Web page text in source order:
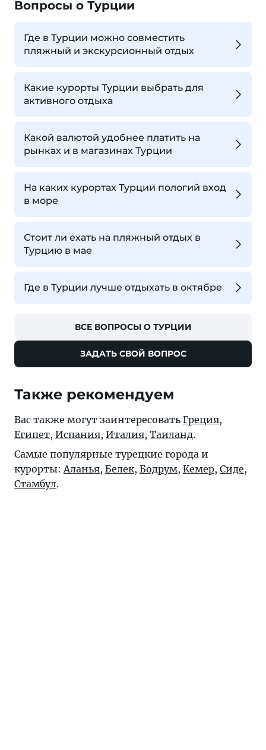
Вопросы о Турции
Где в Турции можно совместить
пляжный и экскурсионный отдых
Какие курорты Турции выбрать для
активного отдыха
Какой валютой удобнее платить на
рынках и в магазинах Турции
На каких курортах Турции пологий вход
в море
Стоит ли ехать на пляжный отдых в
Турцию в мае
Где в Турции лучше отдыхать в октябре
ВСЕ ВОПРОСЫ О ТУРЦИИ
ЗАДАТЬ СВОЙ ВОПРОС
Также рекомендуем
Вас также могут заинтересовать Греция,
Египет, Испания, Италия, Таиланд.
Самые популярные турецкие города и
курорты: Аланья, Белек, Бодрум, Кемер, Сиде,
Стамбул.